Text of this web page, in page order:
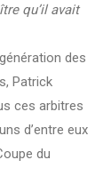
qu’il avait
des
Patrick
ces arbitres
d’entre eux
du